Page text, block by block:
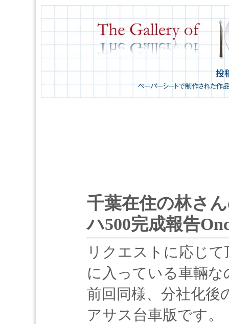
千葉在住の林さ
ハ500完成報告
リクエストに応じ
に入っている車輛
前回同様、分社化後
アサス台車版です。